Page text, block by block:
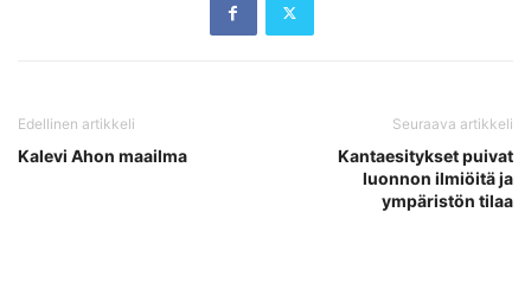
Edellinen artikkeli
Kalevi Ahon maailma
Seuraava artikkeli
Kantaesitykset puivat
luonnon ilmiöitä ja
ympäristön tilaa